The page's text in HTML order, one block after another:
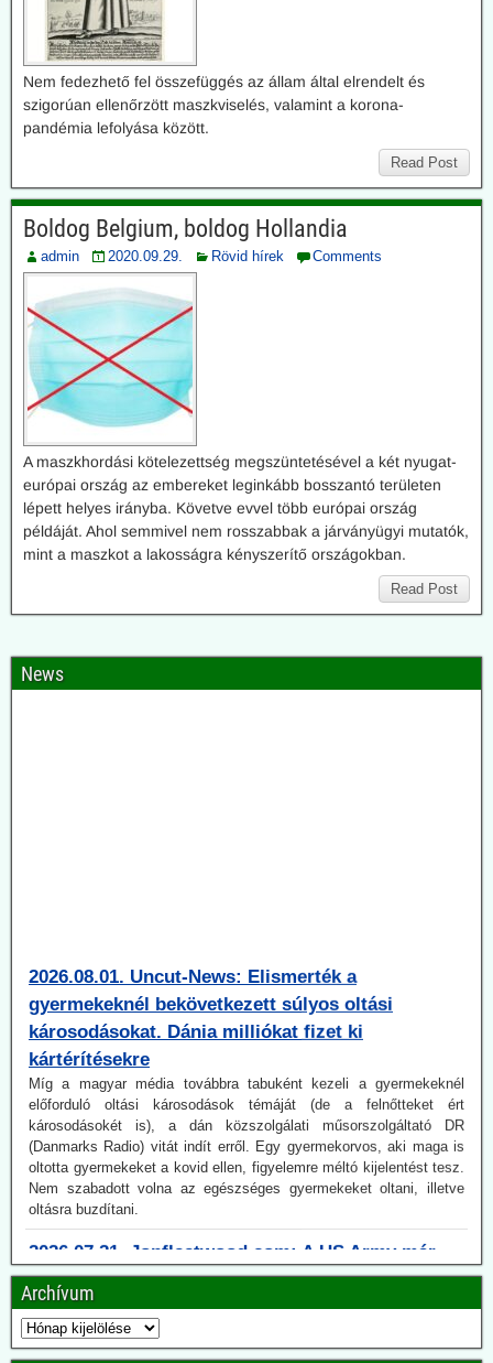
Nem fedezhető fel összefüggés az állam által elrendelt és
szigorúan ellenőrzött maszkviselés, valamint a korona-
pandémia lefolyása között.
Read Post
Boldog Belgium, boldog Hollandia
admin 2020.09.29. Rövid hírek Comments
A maszkhordási kötelezettség megszüntetésével a két nyugat-
európai ország az embereket leginkább bosszantó területen
lépett helyes irányba. Követve evvel több európai ország
példáját. Ahol semmivel nem rosszabbak a járványügyi mutatók,
mint a maszkot a lakosságra kényszerítő országokban.
Read Post
News
gyermekeknél bekövetkezett súlyos oltási
károsodásokat. Dánia milliókat fizet ki
kártérítésekre
Míg a magyar média továbbra tabuként kezeli a gyermekeknél
előforduló oltási károsodások témáját (de a felnőtteket ért
károsodásokét is), a dán közszolgálati műsorszolgáltató DR
(Danmarks Radio) vitát indít erről. Egy gyermekorvos, aki maga is
oltotta gyermekeket a kovid ellen, figyelemre méltó kijelentést tesz.
Nem szabadott volna az egészséges gyermekeket oltani, illetve
oltásra buzdítani.
2026.07.21. Jonfleetwood.com: A US Army már
2010-ben pandémiaképes koronavírusok után
kutatott.
A Védelmi Fejlett Kutatási Projektek Ügynöksége (DARPA) 2010-
ben elindított egy kevéssé ismert programot azzal a kifejezett céllal,
hogy még megjelenésük előtt meghatározza a vírusok jövőbeli
genetikai összetételét, beleértve a még nem létező víruspopulációk
Archívum